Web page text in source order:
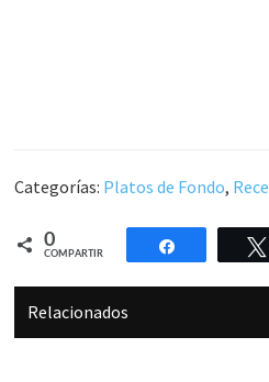
Categorías: Platos de Fondo,
0
COMPARTIR
Compartir
Relacionados